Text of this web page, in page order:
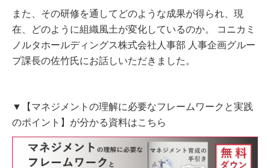
また、その研修を通してどのような成果が得られ、現
在、どのように組織風土が変化しているのか。 コニカミ
ノルタホールディングス株式会社人事部 人事企画グルー
プ課長の佐竹氏にお話しいただきました。
▼【マネジメントの理解に必要なフレームワークと実践
のポイント】が分かる資料はこちら